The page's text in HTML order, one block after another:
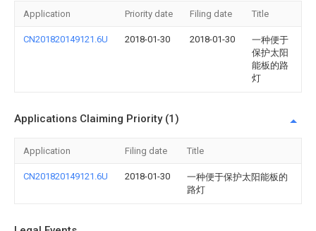
Application Priority date Filing date Title
CN201820149121.6U 2018-01-30 2018-01-30
一种便于
保护太阳
能板的路
灯
Applications Claiming Priority (1)
Application Filing date Title
CN201820149121.6U 2018-01-30
一种便于保护太阳能板的
路灯